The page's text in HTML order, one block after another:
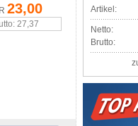
23,00
27,37
Artikel:
Netto:
Brutto: